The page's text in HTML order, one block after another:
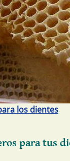
los dientes
para tus